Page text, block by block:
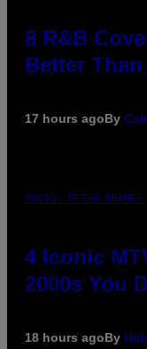
8 R&B
Better
17 hours agoBy
PHOTO: PETER
4 Iconic
2000s You
18 hours agoBy